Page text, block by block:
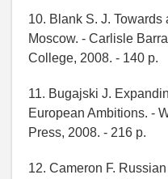
10. Blank S. J.
Moscow. - Carlisle
College, 2008. - 140 p.
11. Bugajski J.
European Ambitions. -
Press, 2008. - 216 p.
12. Cameron F.